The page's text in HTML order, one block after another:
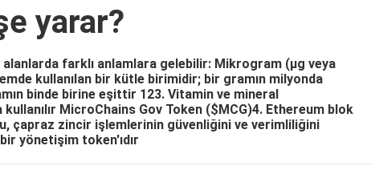
yarar?
alanlarda farklı anlamlara gelebilir: Mikrogram (µg veya
kullanılan bir kütle birimidir; bir gramın milyonda
binde birine eşittir 123. Vitamin ve mineral
kullanılır MicroChains Gov Token ($MCG)4. Ethereum blok
çapraz zincir işlemlerinin güvenliğini ve verimliliğini
yönetişim token'ıdır